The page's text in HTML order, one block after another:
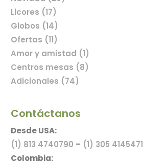
Licores (17)
Globos (14)
Ofertas (11)
Amor y amistad (1)
Centros mesas (8)
Adicionales (74)
Contáctanos
Desde USA:
(1) 813 4740790 – (1) 305 4145471
Colombia: